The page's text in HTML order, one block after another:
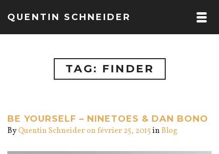
QUENTIN SCHNEIDER
TAG: FINDER
BE YOURSELF – NINETOES & DAN BONO
ByQuentin Schneideron février 25, 2015in Blog